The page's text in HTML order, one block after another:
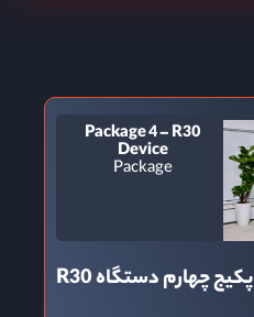
Package 4 – R30
Device
Package
پکیج چهارم دستگاه R30